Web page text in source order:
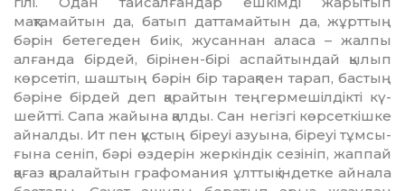
мақтамайтын да, батып даттамайтын да, жұрттың
бәрін бетегеден биік, жу­саннан аласа – жалпы
алғанда бір­дей, бірінен-бірі аспайтындай қы­лып
көрсетіп, шаштың бәрін бір тарақ­пен тарап, бастың
бәріне бірдей деп қарайтын теңгермешілдікті кү­
шейтті. Сапа жайына қалды. Сан не­гіз­гі көрсеткішке
айналды. Ит пен құс­тың біреуі азуына, біреуі тұм­сы­
ғына сеніп, бәрі өздерін жеркіндік сезініп, жаппай
қағаз қаралайтын гра­фомания ұлттық індетке айнала